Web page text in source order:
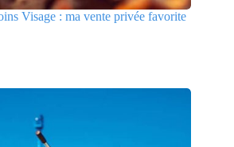
Visage : ma vente privée favorite